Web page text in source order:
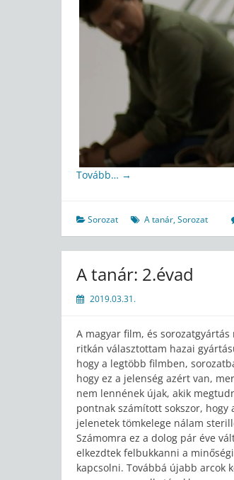
Tovább… →
Sorozat A tanár,Sorozat
A tanár: 2.évad
2019.03.31.
A magyar film, és
ritkán választottam hazai
hogy a legtöbb filmben,
hogy ez a jelenség azért van,
nem lennének újak, akik
pontnak számított sokszor, hogy
jelenetek tömkelege nálam
Számomra ez a dolog pár éve
elkezdtek felbukkanni a
kapcsolni. Továbbá újabb arcok